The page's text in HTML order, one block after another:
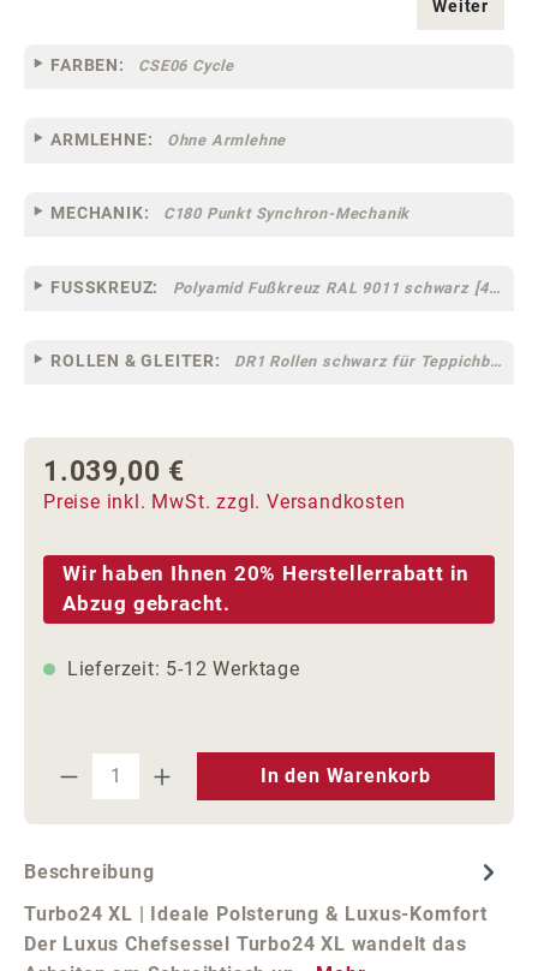
Weiter
FARBEN: CSE06 Cycle
ARMLEHNE: Ohne Armlehne
MECHANIK: C180 Punkt Synchron-Mechanik
FUSSKREUZ: Polyamid Fußkreuz RAL 9011 schwarz [44]
ROLLEN & GLEITER: DR1 Rollen schwarz für Teppichböden [10]
Regulärer Preis:
1.039,00 €
Preise inkl. MwSt. zzgl. Versandkosten
Wir haben Ihnen 20% Herstellerrabatt in
Abzug gebracht.
Lieferzeit: 5-12 Werktage
Produkt Anzahl: Gib den
In den Warenkorb
Beschreibung
Turbo24 XL | Ideale Polsterung & Luxus-Komfort
Der Luxus Chefsessel Turbo24 XL wandelt das